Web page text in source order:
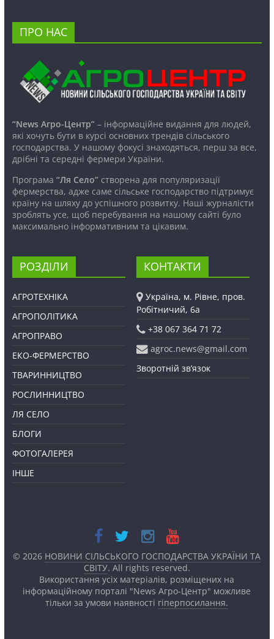
ПРО НАС
“News Агро-Центр”– інформаційне видання для людей,
які хочуть бути в курсі основних трендів сільського
господарства. У нашому фокусі знаходяться, перш за все,
дрібні та середні фермери України.
Програма “Ля Село”створена для популяризації
фермерства, адже саме сільське господарство підтримує
країну на шляху до успішного розвитку. Наші журналісти
зроблять усе, щоб перебування на нашому сайті було
максимально інформативним та цікавим.
РОЗДІЛИ
АГРОТЕХНІКА
АГРОПОЛІТИКА
АГРОПРАВО
ЕКО-ФЕРМЕРСТВО
ТВАРИННИЦТВО
РОСЛИННИЦТВО
ЛЯ СЕЛО
БЛОГИ
ФОТОГАЛЕРЕЯ
ІНШЕ
КОНТАКТИ
Україна, м. Рівне, пров.
Робітничий, 6а
+38 067 364 71 72
agroc.news@gmail.com
Зворотній зв’язок
© 2026 НОВИНИ СІЛЬСЬКОГО ГОСПОДАРСТВА УКРАЇНИ ТА
СВІТУ. All rights reserved.
Використання усіх матеріалів, розміщених на
інформаційному порталі "News Агро-Центр" можливе
тільки за умови наявності гіперпосилання.